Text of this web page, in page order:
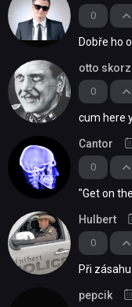
0
Dobře ho
0
otto
cum here
0
Cantor
"Get on
0
Hulbert
Při
pepcik